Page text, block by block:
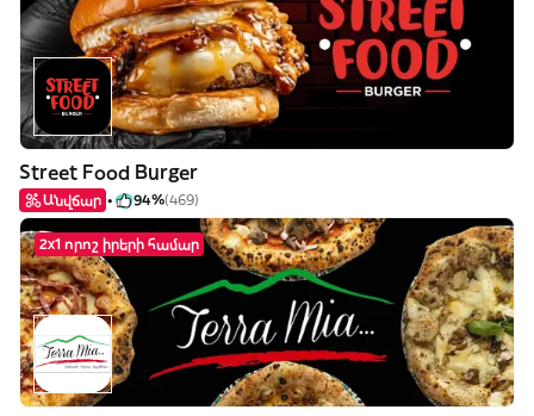
Street Food Burger
Անվճար 94%(469)
2x1 որոշ իրերի համար